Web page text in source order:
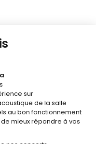
du Palais Montcalm!